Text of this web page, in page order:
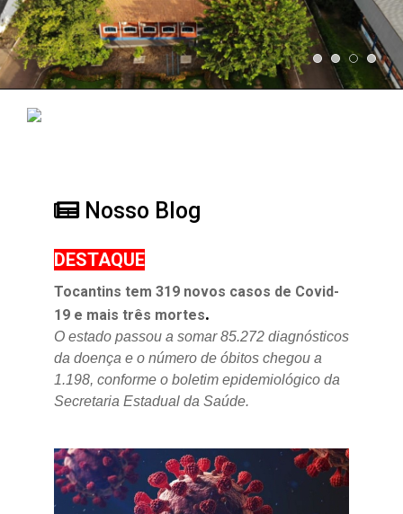
Nosso Blog
DESTAQUE
Tocantins tem 319 novos casos de Covid-
19 e mais três mortes.
O estado passou a somar 85.272 diagnósticos
da doença e o número de óbitos chegou a
1.198, conforme o boletim epidemiológico da
Secretaria Estadual da Saúde.